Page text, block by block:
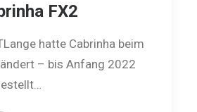
FX2
hatte Cabrinha beim
– bis Anfang 2022